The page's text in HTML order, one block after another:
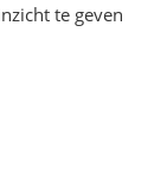
te geven